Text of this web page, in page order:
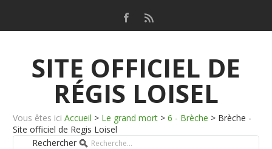
SITE OFFICIEL DE
RÉGIS LOISEL
Vous êtes ici Accueil > Le grand mort > 6 - Brèche > Brèche -
Site officiel de Regis Loisel
Rechercher